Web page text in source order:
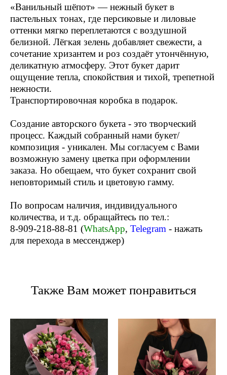
«Ванильный шёпот» — нежный букет в
пастельных тонах, где персиковые и лиловые
оттенки мягко переплетаются с воздушной
белизной. Лёгкая зелень добавляет свежести, а
сочетание хризантем и роз создаёт утончённую,
деликатную атмосферу. Этот букет дарит
ощущение тепла, спокойствия и тихой, трепетной
нежности.
Транспортировочная коробка в подарок.
Создание авторского букета - это творческий
процесс. Каждый собранный нами букет/
композиция - уникален. Мы согласуем с Вами
возможную замену цветка при оформлении
заказа. Но обещаем, что букет сохранит свой
неповторимый стиль и цветовую гамму.
По вопросам наличия, индивидуального
количества, и т.д. обращайтесь по тел.:
8-909-218-88-81 (WhatsApp, Telegram - нажать
для перехода в мессенджер)
Также Вам может понравиться